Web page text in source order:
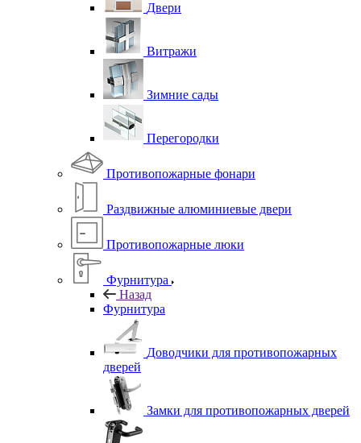
Двери
Витражи
Зимние сады
Перегородки
Противопожарные фонари
Раздвижные алюминиевые двери
Противопожарные люки
Фурнитура
Назад
Фурнитура
Доводчики для противопожарных
дверей
Замки для противопожарных дверей